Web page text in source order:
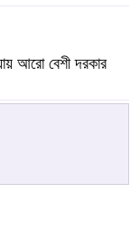
আরো বেশী দরকার